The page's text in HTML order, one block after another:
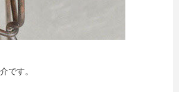
です。